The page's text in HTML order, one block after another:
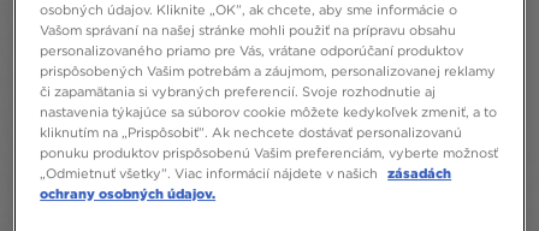
osobných údajov. Kliknite „OK”, ak chcete, aby sme informácie o
Vašom správaní na našej stránke mohli použiť na prípravu obsahu
personalizovaného priamo pre Vás, vrátane odporúčaní produktov
prispôsobených Vašim potrebám a záujmom, personalizovanej reklamy
či zapamätania si vybraných preferencií. Svoje rozhodnutie aj
nastavenia týkajúce sa súborov cookie môžete kedykoľvek zmeniť, a to
kliknutím na „Prispôsobiť”. Ak nechcete dostávať personalizovanú
ponuku produktov prispôsobenú Vašim preferenciám, vyberte možnosť
„Odmietnuť všetky”. Viac informácií nájdete v našich
zásadách
ochrany osobných údajov.